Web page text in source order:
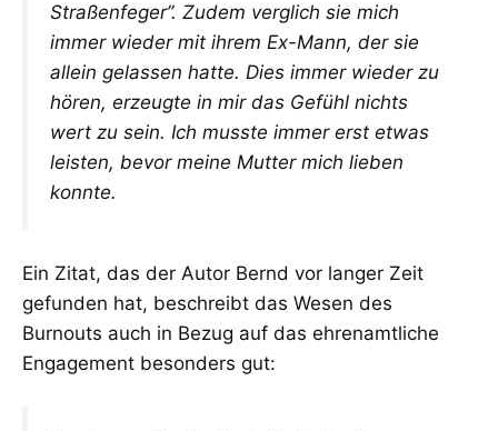
Straßenfeger”. Zudem verglich sie mich
immer wieder mit ihrem Ex-Mann, der sie
allein gelassen hatte. Dies immer wieder zu
hören, erzeugte in mir das Gefühl nichts
wert zu sein. Ich musste immer erst etwas
leisten, bevor meine Mutter mich lieben
konnte.
Ein Zitat, das der Autor Bernd vor langer Zeit
gefunden hat, beschreibt das Wesen des
Burnouts auch in Bezug auf das ehrenamtliche
Engagement besonders gut: